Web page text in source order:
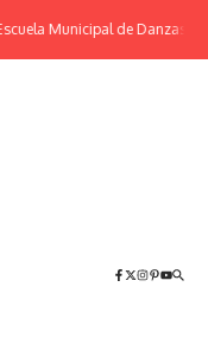
Municipal de Danzas “El